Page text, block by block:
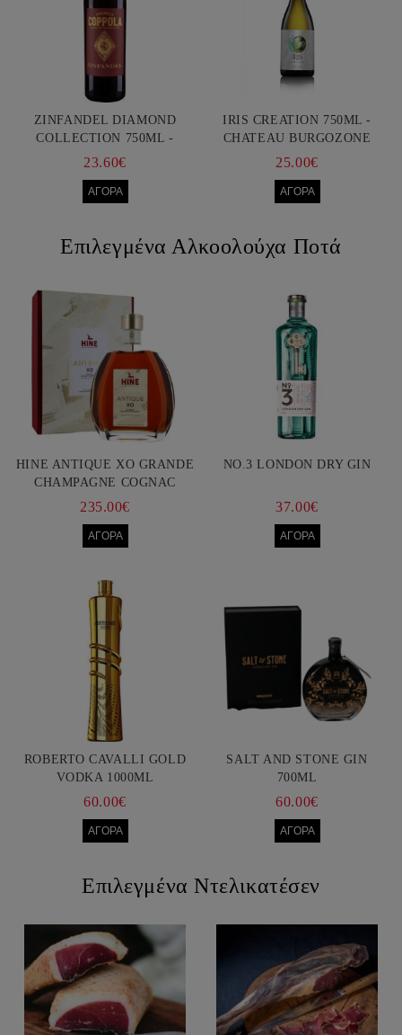
ZINFANDEL DIAMOND
COLLECTION 750ML -
FRANCIS FORD COPPOLA
23.60€
IRIS CREATION 750ML -
CHATEAU BURGOZONE
25.00€
Επιλεγμένα Αλκοολούχα Ποτά
HINE ANTIQUE XO GRANDE
CHAMPAGNE COGNAC
750ML
235.00€
NO.3 LONDON DRY GIN
37.00€
ROBERTO CAVALLI GOLD
VODKA 1000ML
60.00€
SALT AND STONE GIN
700ML
60.00€
Επιλεγμένα Ντελικατέσεν